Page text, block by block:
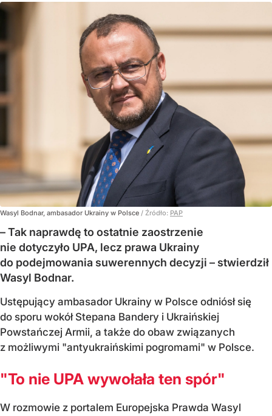
Wasyl Bodnar, ambasador Ukrainy w Polsce / Źródło: PAP
– Tak naprawdę to ostatnie zaostrzenie
nie dotyczyło UPA, lecz prawa Ukrainy
do podejmowania suwerennych decyzji – stwierdził
Wasyl Bodnar.
Ustępujący ambasador Ukrainy w Polsce odniósł się
do sporu wokół Stepana Bandery i Ukraińskiej
Powstańczej Armii, a także do obaw związanych
z możliwymi "antyukraińskimi pogromami" w Polsce.
"To nie UPA wywołała ten spór"
W rozmowie z portalem Europejska Prawda Wasyl